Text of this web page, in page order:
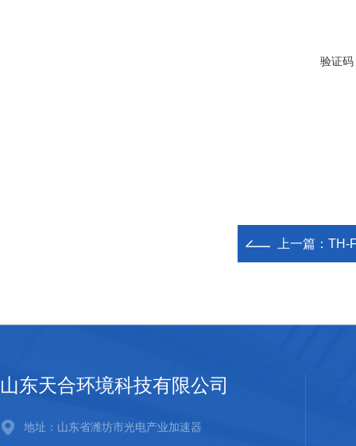
验证码
上一篇： TH-
山东天合环境科技有限公司
地址：山东省潍坊市光电产业加速器